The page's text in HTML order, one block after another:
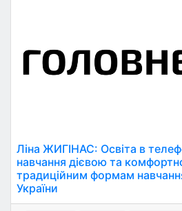
Ліна ЖИГІНАС: Освіта в
навчання дієвою та
традиційним формам
України